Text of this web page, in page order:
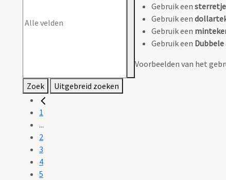
Gebruik een
Gebruik een
Gebruik een
Gebruik een
Voorbeelden van het
Zoek Uitgebreid zoeken
1
...
2
3
4
5